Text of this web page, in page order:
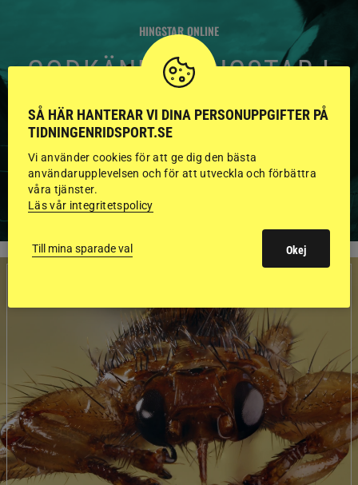
HINGSTAR ONLINE
GODKÄNDA HINGSTAR I
FLERA KATEGORIER MED
BILDER OCH FAKTA
SÅ HÄR HANTERAR VI DINA PERSONUPPGIFTER PÅ
TIDNINGENRIDSPORT.SE
Vi använder cookies för att ge dig den bästa
användarupplevelsen och för att utveckla och förbättra
våra tjänster.
Läs vår integritetspolicy
Till mina sparade val Okej